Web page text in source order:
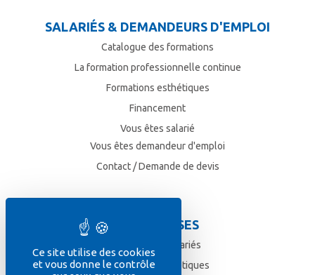
SALARIÉS & DEMANDEURS D'EMPLOI
Catalogue des formations
La formation professionnelle continue
Formations esthétiques
Financement
Vous êtes salarié
Vous êtes demandeur d'emploi
Contact / Demande de devis
ENTREPRISES
Formez vos salariés
Formations esthétiques
Ce site utilise des cookies
et vous donne le contrôle